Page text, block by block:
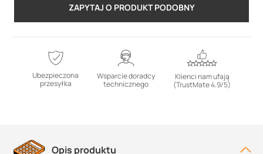
ZAPYTAJ O PRODUKT PODOBNY
Ubezpieczona
przesyłka
Wsparcie doradcy
technicznego
Klienci nam ufają
(TrustMate 4.9/5)
Opis produktu